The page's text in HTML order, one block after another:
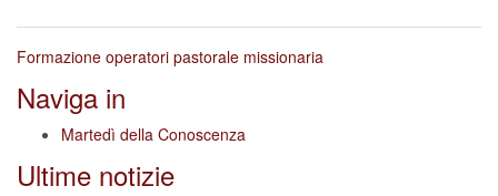
Formazione operatori pastorale missionaria
Naviga in
Martedì della Conoscenza
Ultime notizie